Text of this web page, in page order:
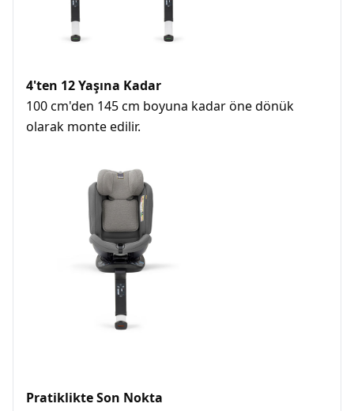
4'ten 12 Yaşına Kadar
100 cm'den 145 cm boyuna kadar öne dönük
olarak monte edilir.
Pratiklikte Son Nokta